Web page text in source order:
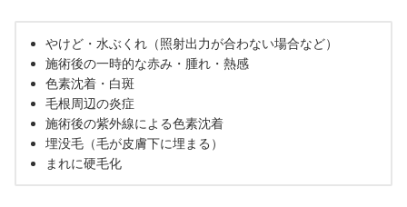
やけど・水ぶくれ（照射出力が合わない場合など）
施術後の一時的な赤み・腫れ・熱感
色素沈着・白斑
毛根周辺の炎症
施術後の紫外線による色素沈着
埋没毛（毛が皮膚下に埋まる）
まれに硬毛化